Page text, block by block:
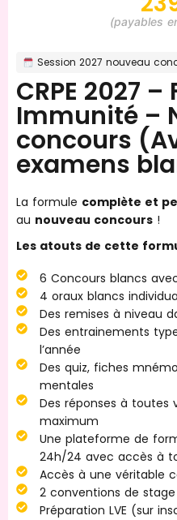
(payables
Session 2027 nouveau
CRPE 2027
Immunité –
concours
examens
La formule complète et
au nouveau concours !
Les atouts de cette
6 Concours blancs
4 oraux blancs
Des remises à niveau
Des entrainements
l’année
Des quiz, fiches
mentales
Des réponses à toutes
maximum
Une plateforme de
24h/24 avec accès à
Accès à une véritable
2 conventions de stage
Préparation LVE (sur